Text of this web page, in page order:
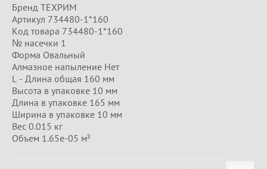
Бренд ТЕХРИМ
Артикул 734480-1*160
Код товара 734480-1*160
№ насечки 1
Форма Овальный
Алмазное напыление Нет
L - Длина общая 160 мм
Высота в упаковке 10 мм
Длина в упаковке 165 мм
Ширина в упаковке 10 мм
Вес 0.015 кг
Объем 1.65e-05 м³